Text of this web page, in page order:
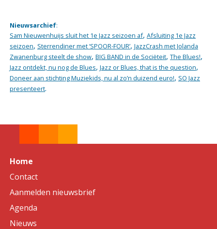
Nieuwsarchief:
Sam Nieuwenhuijs sluit het 1e Jazz seizoen af, Afsluiting 1e Jazz
seizoen, Sterrendiner met ‘SPOOR-FOUR’, JazzCrash met Jolanda
Zwanenburg steelt de show, BIG BAND in de Sociëteit, The Blues!,
Jazz ontdekt, nu nog de Blues, Jazz or Blues, that is the question,
Doneer aan stichting Muziekids, nu al zo’n duizend euro!, SO Jazz
presenteert.
Home
Contact
Aanmelden nieuwsbrief
Agenda
Nieuws